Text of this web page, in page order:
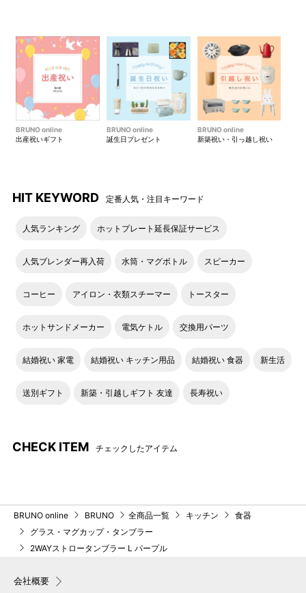
BRUNO online
出産祝いギフト
BRUNO online
誕生日プレゼント
BRUNO online
新築祝い・引っ越し祝い
HIT KEYWORD 定番人気・注目キーワード
人気ランキング ホットプレート延長保証サービス
人気ブレンダー再入荷 水筒・マグボトル スピーカー
コーヒー アイロン・衣類スチーマー トースター
ホットサンドメーカー 電気ケトル 交換用パーツ
結婚祝い 家電 結婚祝い キッチン用品 結婚祝い 食器 新生活
送別ギフト 新築・引越しギフト 友達 長寿祝い
CHECK ITEM チェックしたアイテム
BRUNO online BRUNO 全商品一覧 キッチン
食器
グラス・マグカップ・タンブラー
2WAYストロータンブラー L パープル
会社概要